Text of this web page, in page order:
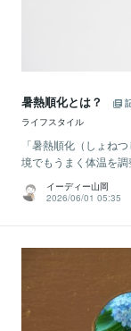
暑熱順化とは？
ライフスタイル
「暑熱順化（しょね
境でもうまく体温を
イーディー山岡
2026/06/01 05:35